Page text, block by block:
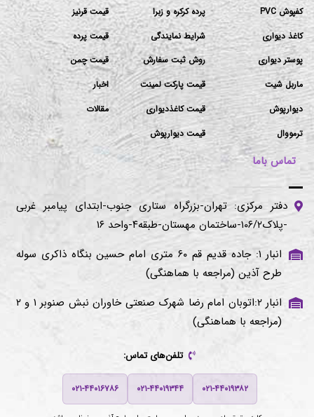
کفپوش PVC
کاغذ دیواری
پوستر دیواری
ماربل شیت
دیوارپوش
ترمووال
پرده کرکره و زبرا
شرایط نمایندگی
روش ثبت سفارش
قیمت پارکت لمینت
قیمت کاغذدیواری
قیمت دیوارپوش
قیمت قرنیز
قیمت پرده
قیمت چمن
اخبار
مقالات
تماس باما
دفتر مرکزی: تهران-بزرگراه ستاری جنوب-ابتدای پیامبر غربی
-پلاک۱۰۶/۲-ساختمان مهستان-طبقه۴-واحد ۱۶
انبار ۱: جاده قدیم قم ۶۰ متری امام حسین بنگاه ذاکری سوله
طرح آذین (مراجعه با هماهنگی)
انبار ۲:اتوبان امام رضا شهرک صنعتی خاوران نبش صنوبر ۱ و ۲
(مراجعه با هماهنگی)
تلفن‌های تماس:
۰۲۱-۴۴۰۱۹۳۸۲ ۰۲۱-۴۴۰۱۹۳۴۴ ۰۲۱-۴۴۰۱۶۷۸۶